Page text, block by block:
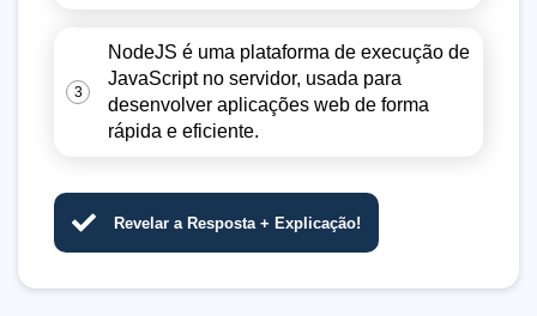
3
NodeJS é uma plataforma de execução de
JavaScript no servidor, usada para
desenvolver aplicações web de forma
rápida e eficiente.
Revelar a Resposta + Explicação!